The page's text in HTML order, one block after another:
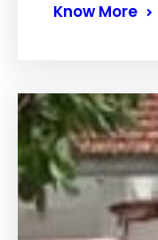
Know More